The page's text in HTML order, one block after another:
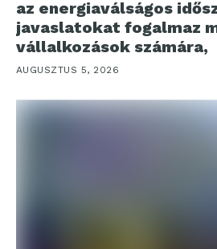
az energiaválságos
javaslatokat fogalmaz
vállalkozások számára,
AUGUSZTUS 5, 2026